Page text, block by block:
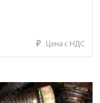
₽ Цена с НДС